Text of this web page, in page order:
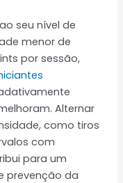
seu nível de
menor de
por sessão,
Alternar
como tiros
com
para um
prevenção da